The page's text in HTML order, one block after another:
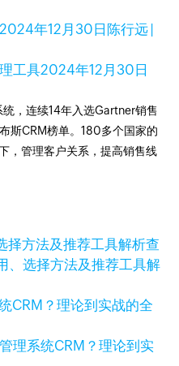
2024年12月30日 陈行远 |
工具2024年12月30日
，连续14年入选Gartner销售
斯CRM榜单。180多个国家的
，管理客户关系，提高销售线
查
、选择方法及推荐工具解
理系统CRM？理论到实